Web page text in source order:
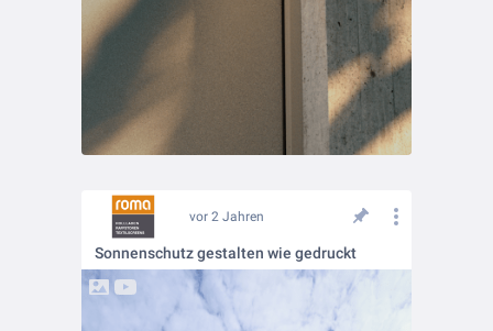
vor 2 Jahren
Sonnenschutz gestalten wie gedruckt